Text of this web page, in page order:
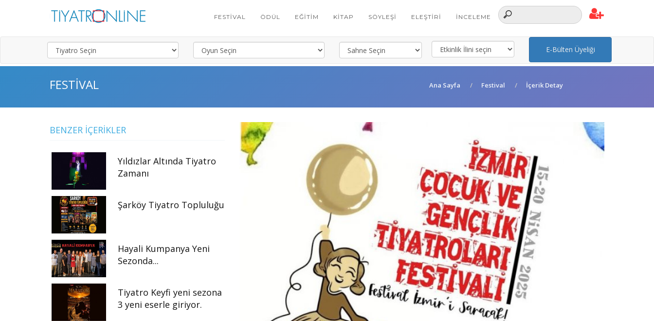
FESTIVAL ÖDÜL EĞITIM KITAP SÖYLEŞI ELEŞTIRI İNCELEME
E-Bülten Üyeliği
FESTIVAL Ana Sayfa Festival İçerik Detay
BENZER İÇERIKLER
Yıldızlar Altında Tiyatro
Zamanı
Şarköy Tiyatro Topluluğu
Hayali Kumpanya Yeni
Sezonda...
Tiyatro Keyfi yeni sezona
3 yeni eserle giriyor.